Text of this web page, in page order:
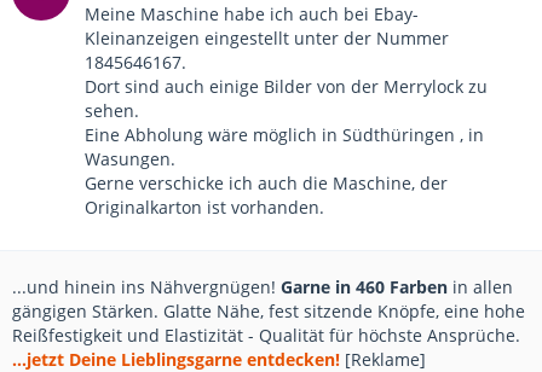
Meine Maschine habe ich auch bei Ebay-
Kleinanzeigen eingestellt unter der Nummer
1845646167.
Dort sind auch einige Bilder von der Merrylock zu
sehen.
Eine Abholung wäre möglich in Südthüringen , in
Wasungen.
Gerne verschicke ich auch die Maschine, der
Originalkarton ist vorhanden.
...und hinein ins Nähvergnügen! Garne in 460 Farben in allen
gängigen Stärken. Glatte Nähe, fest sitzende Knöpfe, eine hohe
Reißfestigkeit und Elastizität - Qualität für höchste Ansprüche.
...jetzt Deine Lieblingsgarne entdecken! [Reklame]